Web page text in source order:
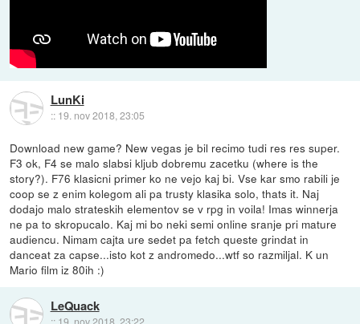
LunKi
:: 19. nov 2018, 23:05
Download new game? New vegas je bil recimo tudi res res super.
F3 ok, F4 se malo slabsi kljub dobremu zacetku (where is the
story?). F76 klasicni primer ko ne vejo kaj bi. Vse kar smo rabili je
coop se z enim kolegom ali pa trusty klasika solo, thats it. Naj
dodajo malo strateskih elementov se v rpg in voila! Imas winnerja
ne pa to skropucalo. Kaj mi bo neki semi online sranje pri mature
audiencu. Nimam cajta ure sedet pa fetch queste grindat in
danceat za capse...isto kot z andromedo...wtf so razmiljal. K un
Mario film iz 80ih :)
LeQuack